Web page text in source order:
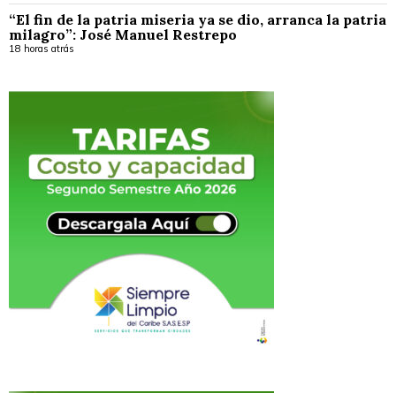
“El fin de la patria miseria ya se dio, arranca la patria
milagro”: José Manuel Restrepo
18 horas atrás